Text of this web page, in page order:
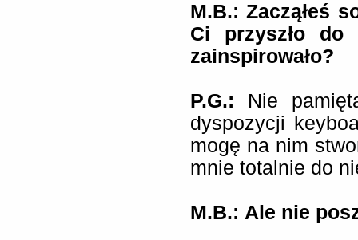
M.B.: Zacząłeś
Ci przyszło do
zainspirowało?
P.G.: Nie
dyspozycji
mogę na nim
mnie totalnie do
M.B.: Ale nie